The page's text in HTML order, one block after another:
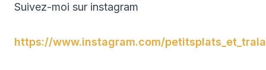
Suivez-moi sur instagram
https://www.instagram.com/